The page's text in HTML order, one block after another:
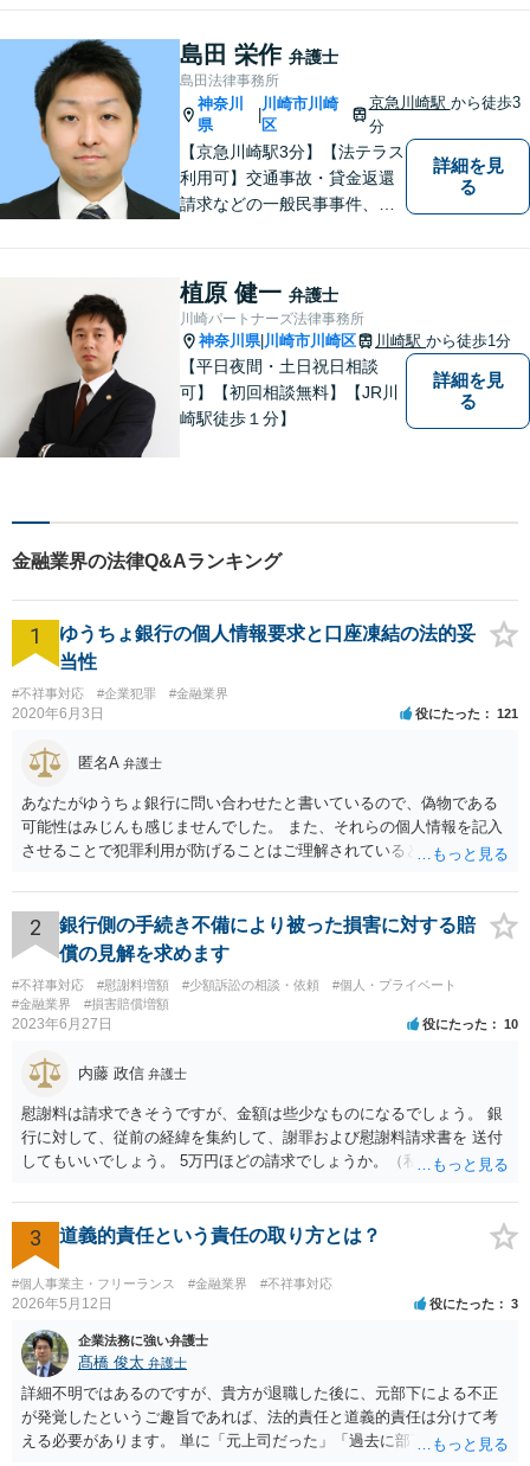
島田 栄作 弁護士
島田法律事務所
神奈川
県
川崎市川崎
区
京急川崎駅 から徒歩3
分
【京急川崎駅3分】【法テラス
利用可】交通事故・貸金返還
請求などの一般民事事件、離
事事件、任意整理・破産・個
人再生などの債務整理事件、
さらには刑事事件等幅広い分
野を取り扱っております。お
気軽にご相談ください【休
日・夜間相談可】
詳細を見
る
植原 健一 弁護士
川崎パートナーズ法律事務所
神奈川県| 川崎市川崎区 川崎駅 から徒歩1分
【平日夜間・土日祝日相談
可】【初回相談無料】【JR川
崎駅徒歩１分】
詳細を見
る
金融業界の法律Q&Aランキング
1
ゆうちょ銀行の個人情報要求と口座凍結の法的妥
当性
#不祥事対応 #企業犯罪 #金融業界
2020年6月3日 役にたった 121
匿名A 弁護士
あなたがゆうちょ銀行に問い合わせたと書いているので、偽物である
可能性はみじんも感じませんでした。 また、それらの個人情報を記入
させることで犯罪利用が防げることはご理解されているとおりです。
士に同意を求めているだけです。 最初の回答では分かりづらかったの
かもしれませんが、質問にわかりやすく答えると「法的に許される」
が答えになります。 補足でアドバイスしておきますと、今私に反論し
てきたその内容をゆうちょ銀行にぶつければいいとおもいます。 もっ
とも、ぶつけられたゆうちょ銀行があなたと契約するかは法律上ゆう
ちょ銀行の自由です。
2
銀行側の手続き不備により被った損害に対する賠
償の見解を求めます
#不祥事対応 #慰謝料増額 #少額訴訟の相談・依頼
#個人・プライベート
#金融業界
#損害賠償増額
2023年6月27日 役にたった 10
内藤 政信 弁護士
慰謝料は請求できそうですが、金額は些少なものになるでしょう。 銀
行に対して、従前の経緯を集約して、謝罪および慰謝料請求書を 送付
してもいいでしょう。 5万円ほどの請求でしょうか。（私見）
3 道義的責任という責任の取り方とは？
#個人事業主・フリーランス #金融業界 #不祥事対応
2026年5月12日 役にたった 3
企業法務に強い弁護士
髙橋 俊太 弁護士
詳細不明ではあるのですが、貴方が退職した後に、元部下による不正
が発覚したというご趣旨であれば、法的責任と道義的責任は分けて考
える必要があります。 単に「元上司だった」「過去に部下だった」と